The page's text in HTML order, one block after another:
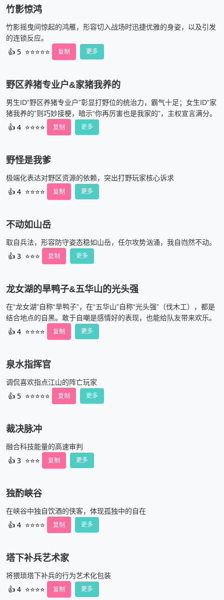
竹影惊鸿
竹影摇曳间惊起的鸿雁，形容切入战场时迅捷优雅的身姿，以及引发
的连锁反应。
👍 5 ⭐⭐⭐⭐⭐ 复制 更多
野区养猪专业户&家猪我养的
男生ID“野区养猪专业户”彰显打野位的统治力，霸气十足；女生ID“家
猪我养的”则巧妙接梗，暗示“你再厉害也是我家的”，主权宣言满分。
👍 4 ⭐⭐⭐⭐ 复制 更多
野怪是我爹
极端化表达对野区资源的依赖，突出打野玩家核心诉求
👍 4 ⭐⭐⭐⭐ 复制 更多
不动如山岳
取自兵法，形容防守姿态稳如山岳，任尔攻势汹涌，我自岿然不动。
👍 3 ⭐⭐⭐ 复制 更多
龙女湖的旱鸭子&五华山的光头强
在“龙女湖”自称“旱鸭子”，在“五华山”自称“光头强”（伐木工），都是
结合地点的自黑。敢于自嘲是感情好的表现，也能给队友带来欢乐。
👍 4 ⭐⭐⭐⭐ 复制 更多
泉水指挥官
调侃喜欢指点江山的阵亡玩家
👍 5 ⭐⭐⭐⭐⭐ 复制 更多
裁决脉冲
融合科技能量的高速审判
👍 3 ⭐⭐⭐ 复制 更多
独酌峡谷
在峡谷中独自饮酒的侠客，体现孤独中的自在
👍 4 ⭐⭐⭐⭐ 复制 更多
塔下补兵艺术家
将猥琐塔下补兵的行为艺术化包装
👍 4 ⭐⭐⭐⭐ 复制 更多